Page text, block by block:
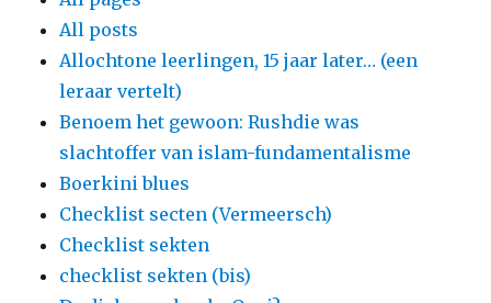
All posts
Allochtone leerlingen, 15 jaar later… (een
leraar vertelt)
Benoem het gewoon: Rushdie was
slachtoffer van islam-fundamentalisme
Boerkini blues
Checklist secten (Vermeersch)
Checklist sekten
checklist sekten (bis)